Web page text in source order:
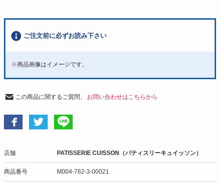
ご注文前に必ずお読み下さい
※商品画像はイメージです。
この商品に関するご質問、 お問い合わせはこちらから
店舗 PATISSERIE CUISSON（パティスリーキュイッソン）
商品番号 M004-762-3-00021